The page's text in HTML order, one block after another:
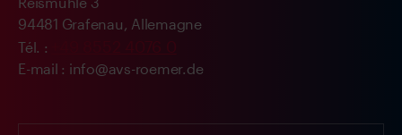
94481 Grafenau, Allemagne
Tél. :
E-mail : info@avs-roemer.de